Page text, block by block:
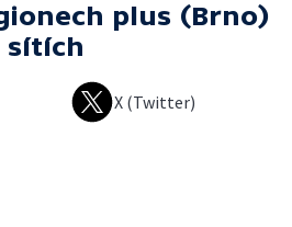
plus (Brno)
sítích
X (Twitter)